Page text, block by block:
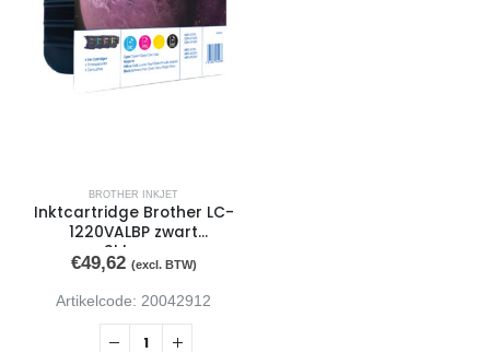
BROTHER INKJET
Inktcartridge Brother LC-
1220VALBP zwart
+3kleuren
€49,62 (excl. BTW)
Artikelcode: 20042912